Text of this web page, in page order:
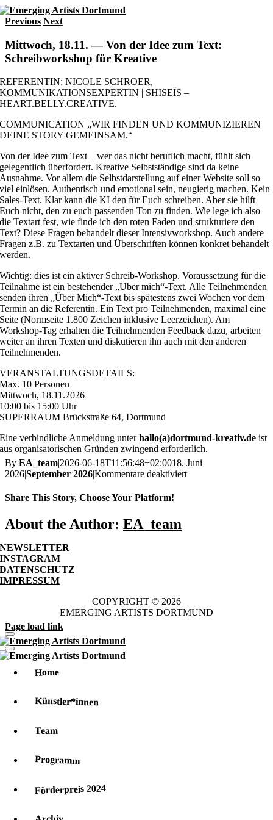
Skip
to
Previous Next
Mittwoch, 18.11. — Von der Idee zum Text:
Schreibworkshop für Kreative
REFERENTIN: NICOLE SCHROER,
KOMMUNIKATIONSEXPERTIN | SHISEÏS –
HEART.BELLY.CREATIVE.
COMMUNICATION „WIR FINDEN UND KOMMUNIZIEREN
DEINE STORY GEMEINSAM.“
Von der Idee zum Text – wer das nicht beruflich macht, fühlt sich
gelegentlich überfordert. Kreative Selbstständige sind da keine
Ausnahme. Vor allem die Selbstdarstellung auf einer Website soll so
viel einlösen. Authentisch und emotional sein, neugierig machen. Kein
Sales-Text. Klar kann die KI den für Euch schreiben. Aber sie hilft
Euch nicht, den zu euch passenden Ton zu finden. Wie lege ich also
die Textart fest, wie finde ich den roten Faden und strukturiere den
Text? Diese Fragen behandelt dieser Intensivworkshop. Auch andere
Fragen z.B. zu Textarten und Überschriften können konkret behandelt
werden.
Wichtig: dies ist ein aktiver Schreib-Workshop. Voraussetzung für die
Teilnahme ist ein bestehender „Über mich“-Text. Alle Teilnehmenden
senden ihren „Über Mich“-Text bis spätestens zwei Wochen vor dem
Termin an die Referentin. Ein Text pro Teilnehmenden, maximal eine
Seite (Normseite 1.800 Zeichen inklusive Leerzeichen). Am
Workshop-Tag erhalten die Teilnehmenden Feedback dazu, arbeiten
weiter an ihren Texten und diskutieren ihn auch mit den anderen
Teilnehmenden.
VERANSTALTUNGSDETAILS:
Max. 10 Personen
Mittwoch, 18.11.2026
10:00 bis 15:00 Uhr
SUPERRAUM Brückstraße 64, Dortmund
Eine verbindliche Anmeldung unterhallo(a)dortmund-kreativ.de ist
aus organisatorischen Gründen zwingend erforderlich.
By EA_team|2026-06-18T11:56:48+02:0018. Juni
2026|September 2026|Kommentare deaktiviertfür
Share This Story, Choose Your Platform!
Facebook
Email
Copy
Link
About the Author: EA_team
NEWSLETTER
INSTAGRAM
DATENSCHUTZ
IMPRESSUM
COPYRIGHT © 2026
EMERGING ARTISTS DORTMUND
Page load link
Home
Künstler*innen
Team
Programm
Förderpreis 2024